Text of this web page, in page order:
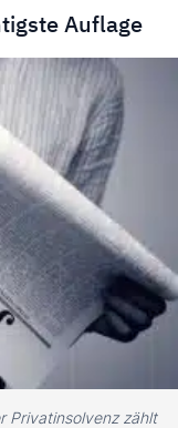
Auflage
Privatinsolvenz zählt